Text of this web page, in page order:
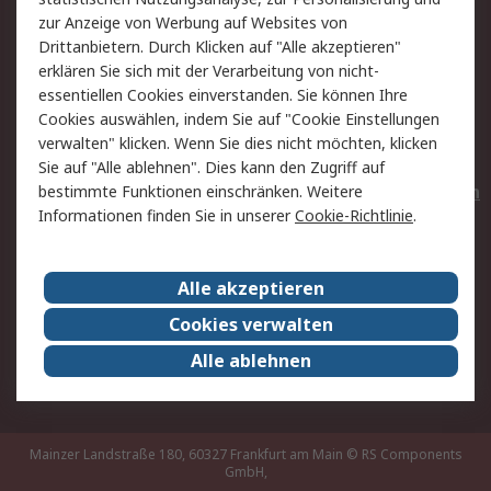
Hilfe
Privatkunden
Rechtliches
AGB
Datenschutz
Cookie-Richtlinie
Zahlungsbedingungen
Copyright/Impressum
Entsorgung
Elektrogeräte/Batterien
RS weltweit
Karriere bei RS
Nachhaltigkeit
Qualität/Umwelt/ZertifikatePresse-Center
Event-Center
Mainzer Landstraße 180, 60327 Frankfurt am Main © RS Components
GmbH,
zur Anzeige von Werbung auf Websites von
Drittanbietern. Durch Klicken auf "Alle akzeptieren"
erklären Sie sich mit der Verarbeitung von nicht-
essentiellen Cookies einverstanden. Sie können Ihre
Cookies auswählen, indem Sie auf "Cookie Einstellungen
verwalten" klicken. Wenn Sie dies nicht möchten, klicken
Sie auf "Alle ablehnen". Dies kann den Zugriff auf
bestimmte Funktionen einschränken. Weitere
Informationen finden Sie in unsererCookie-Richtlinie.
Alle akzeptieren
Cookies verwalten
Alle ablehnen